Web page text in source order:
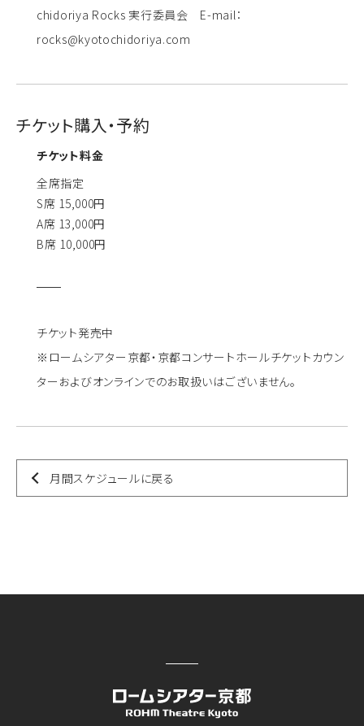
chidoriya Rocks 実行委員会 E-mail：
rocks@kyotochidoriya.com
チケット購入・予約
チケット料金
全席指定
S席 15,000円
A席 13,000円
B席 10,000円
チケット発売中
※ロームシアター京都・京都コンサートホールチケットカウン
ターおよびオンラインでのお取扱いはございません。
月間スケジュールに戻る